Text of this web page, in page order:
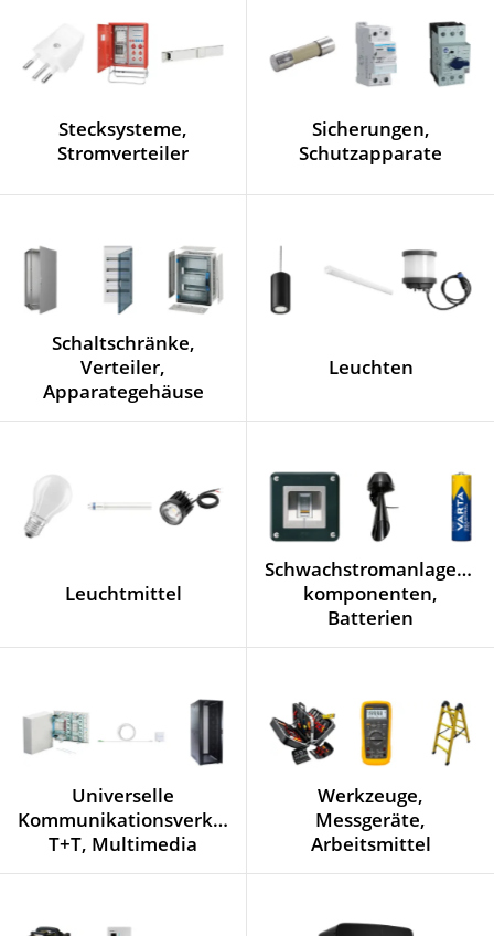
Stecksysteme,
Stromverteiler
Sicherungen,
Schutzapparate
Schaltschränke,
Verteiler,
Apparategehäuse
Leuchten
Leuchtmittel
Schwachstromanlagen/-
komponenten,
Batterien
Universelle
Kommunikationsverkabelung,
T+T, Multimedia
Werkzeuge,
Messgeräte,
Arbeitsmittel